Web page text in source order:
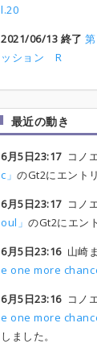
l.20
2021/06/13 終了
ッション R
最近の動き
6月5日23:17コノ
c」のGt2にエント
6月5日23:17コノ
oul」のGt2にエン
6月5日23:16山崎
e one more
6月5日23:16コノ
e one more
しました。